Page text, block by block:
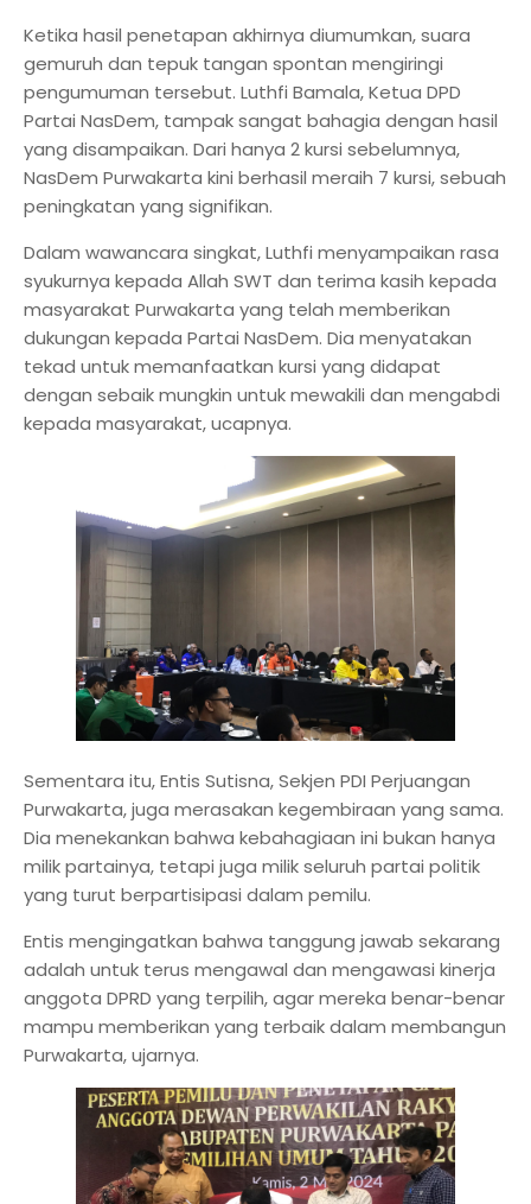
Ketika hasil penetapan akhirnya diumumkan, suara
gemuruh dan tepuk tangan spontan mengiringi
pengumuman tersebut. Luthfi Bamala, Ketua DPD
Partai NasDem, tampak sangat bahagia dengan hasil
yang disampaikan. Dari hanya 2 kursi sebelumnya,
NasDem Purwakarta kini berhasil meraih 7 kursi, sebuah
peningkatan yang signifikan.
Dalam wawancara singkat, Luthfi menyampaikan rasa
syukurnya kepada Allah SWT dan terima kasih kepada
masyarakat Purwakarta yang telah memberikan
dukungan kepada Partai NasDem. Dia menyatakan
tekad untuk memanfaatkan kursi yang didapat
dengan sebaik mungkin untuk mewakili dan mengabdi
kepada masyarakat, ucapnya.
Sementara itu, Entis Sutisna, Sekjen PDI Perjuangan
Purwakarta, juga merasakan kegembiraan yang sama.
Dia menekankan bahwa kebahagiaan ini bukan hanya
milik partainya, tetapi juga milik seluruh partai politik
yang turut berpartisipasi dalam pemilu.
Entis mengingatkan bahwa tanggung jawab sekarang
adalah untuk terus mengawal dan mengawasi kinerja
anggota DPRD yang terpilih, agar mereka benar-benar
mampu memberikan yang terbaik dalam membangun
Purwakarta, ujarnya.